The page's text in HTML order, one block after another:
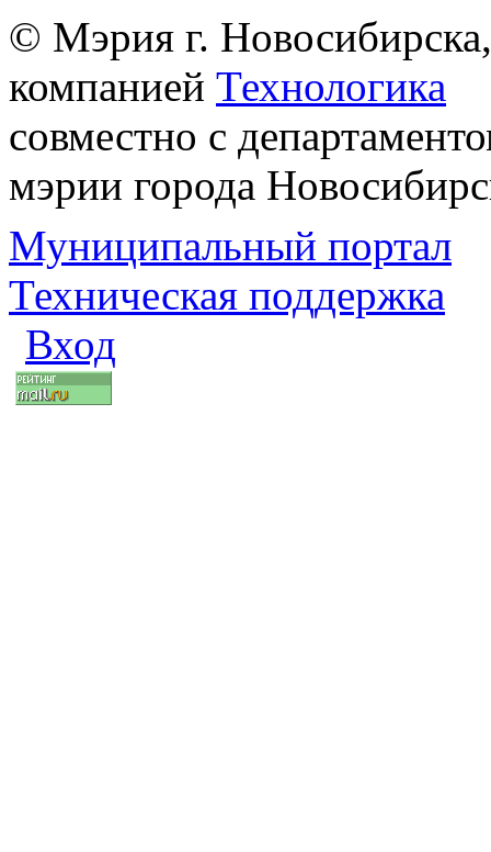
© Мэрия г.
компанией Технологика
совместно с
мэрии города
Муниципальный портал
Техническая поддержка
Вход